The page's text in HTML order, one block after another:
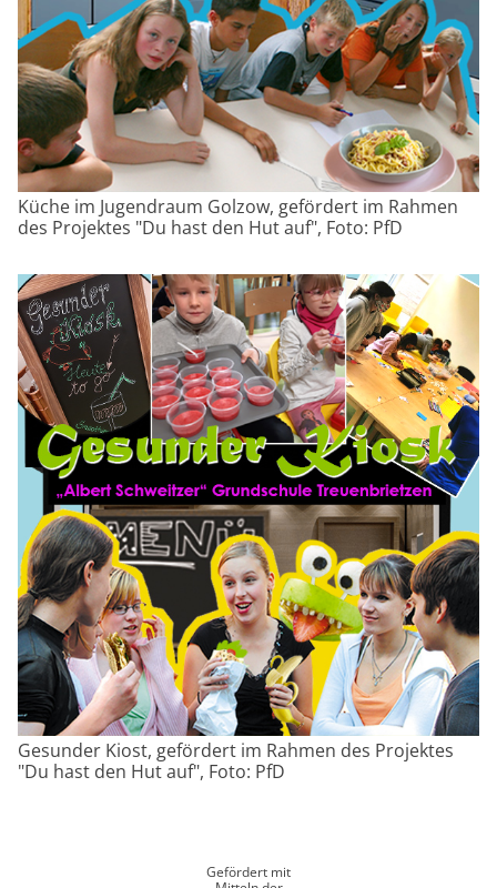
Küche im Jugendraum Golzow, gefördert im Rahmen
des Projektes "Du hast den Hut auf", Foto: PfD
Gesunder Kiost, gefördert im Rahmen des Projektes
"Du hast den Hut auf", Foto: PfD
Gefördert mit